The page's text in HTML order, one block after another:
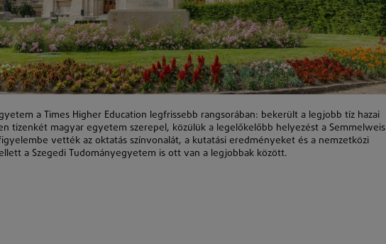
a Times Higher Education legfrissebb rangsorában: bekerült a legjobb tíz hazai
tizenkét magyar egyetem szerepel, közülük a legelőkelőbb helyezést a Semmelweis
vették az oktatás színvonalát, a kutatási eredményeket és a nemzetközi
a Szegedi Tudományegyetem is ott van a legjobbak között.